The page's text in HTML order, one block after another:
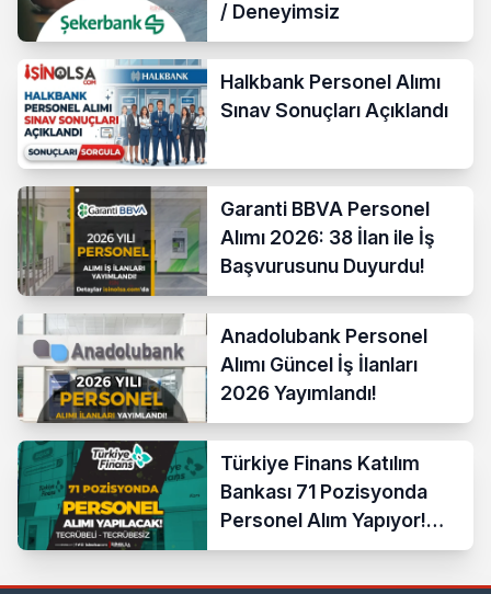
/ Deneyimsiz
Halkbank Personel Alımı
Sınav Sonuçları Açıklandı
Garanti BBVA Personel
Alımı 2026: 38 İlan ile İş
Başvurusunu Duyurdu!
Anadolubank Personel
Alımı Güncel İş İlanları
2026 Yayımlandı!
Türkiye Finans Katılım
Bankası 71 Pozisyonda
Personel Alım Yapıyor!
Tecrübeli Tecrübesiz